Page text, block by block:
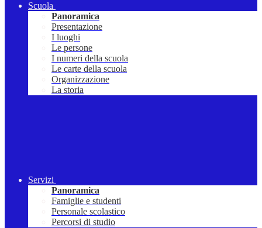
Scuola
Panoramica
Presentazione
I luoghi
Le persone
I numeri della scuola
Le carte della scuola
Organizzazione
La storia
Servizi
Panoramica
Famiglie e studenti
Personale scolastico
Percorsi di studio